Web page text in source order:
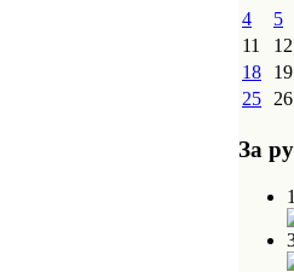
4
5
11
12
18
19
25
26
За